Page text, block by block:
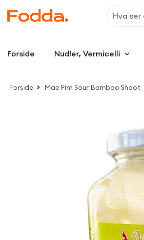
Forside Nudler, Vermicelli
Forside Mae Pim Sour Bamboo Shoot